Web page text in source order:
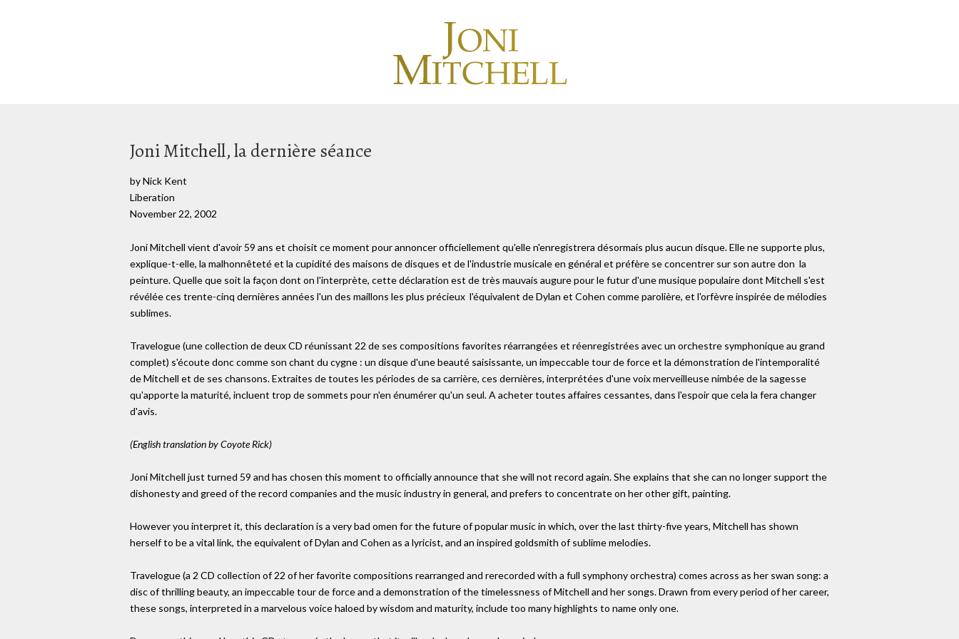
Joni Mitchell, la dernière séance
by Nick Kent
Liberation
November 22, 2002
Joni Mitchell vient d'avoir 59 ans et choisit ce moment pour annoncer officiellement qu'elle n'enregistrera désormais plus aucun disque. Elle ne supporte plus,
explique-t-elle, la malhonnêteté et la cupidité des maisons de disques et de l'industrie musicale en général et préfère se concentrer sur son autre don ­ la
peinture. Quelle que soit la façon dont on l'interprète, cette déclaration est de très mauvais augure pour le futur d'une musique populaire dont Mitchell s'est
révélée ces trente-cinq dernières années l'un des maillons les plus précieux ­ l'équivalent de Dylan et Cohen comme parolière, et l'orfèvre inspirée de mélodies
sublimes.
Travelogue (une collection de deux CD réunissant 22 de ses compositions favorites réarrangées et réenregistrées avec un orchestre symphonique au grand
complet) s'écoute donc comme son chant du cygne : un disque d'une beauté saisissante, un impeccable tour de force et la démonstration de l'intemporalité
de Mitchell et de ses chansons. Extraites de toutes les périodes de sa carrière, ces dernières, interprétées d'une voix merveilleuse nimbée de la sagesse
qu'apporte la maturité, incluent trop de sommets pour n'en énumérer qu'un seul. A acheter toutes affaires cessantes, dans l'espoir que cela la fera changer
d'avis.
(English translation by Coyote Rick)
Joni Mitchell just turned 59 and has chosen this moment to officially announce that she will not record again. She explains that she can no longer support the
dishonesty and greed of the record companies and the music industry in general, and prefers to concentrate on her other gift, painting.
However you interpret it, this declaration is a very bad omen for the future of popular music in which, over the last thirty-five years, Mitchell has shown
herself to be a vital link, the equivalent of Dylan and Cohen as a lyricist, and an inspired goldsmith of sublime melodies.
Travelogue (a 2 CD collection of 22 of her favorite compositions rearranged and rerecorded with a full symphony orchestra) comes across as her swan song: a
disc of thrilling beauty, an impeccable tour de force and a demonstration of the timelessness of Mitchell and her songs. Drawn from every period of her career,
these songs, interpreted in a marvelous voice haloed by wisdom and maturity, include too many highlights to name only one.